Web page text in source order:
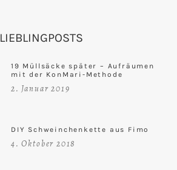
LIEBLINGPOSTS
19 Müllsäcke später – Aufräumen
mit der KonMari-Methode
2. Januar 2019
DIY Schweinchenkette aus Fimo
4. Oktober 2018